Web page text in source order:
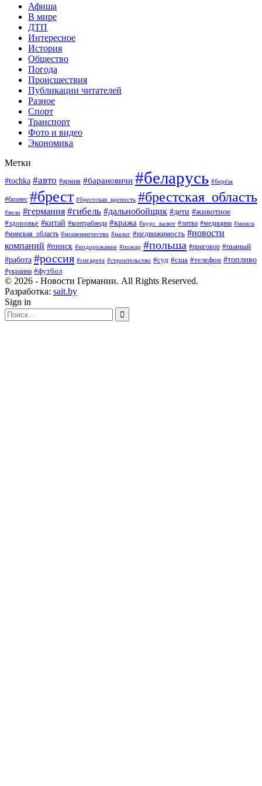
Афиша
В мире
ДТП
Интересное
История
Общество
Погода
Происшествия
Публикации читателей
Разное
Спорт
Транспорт
Фото и видео
Экономика
Метки
#tochka #авто #армия #барановичи #беларусь #берёза
#бизнес #брест #брестская_крепость #брестская_область
#вело #германия #гибель #дальнобойщик #дети #животное
#здоровье #китай #контрабанда #кража #курс_валют #литва #медицина #минск
#минская_область #мошенничество #налог #недвижимость #новости
компаний #пинск #подорожание #пожар #польша #приговор #пьяный
#работа #россия #сигарета #строительство #суд #сша #телефон #топливо
#украина #футбол
© 2026 - Новости Германии. All Rights Reserved.
Разработка: sait.by
Sign in